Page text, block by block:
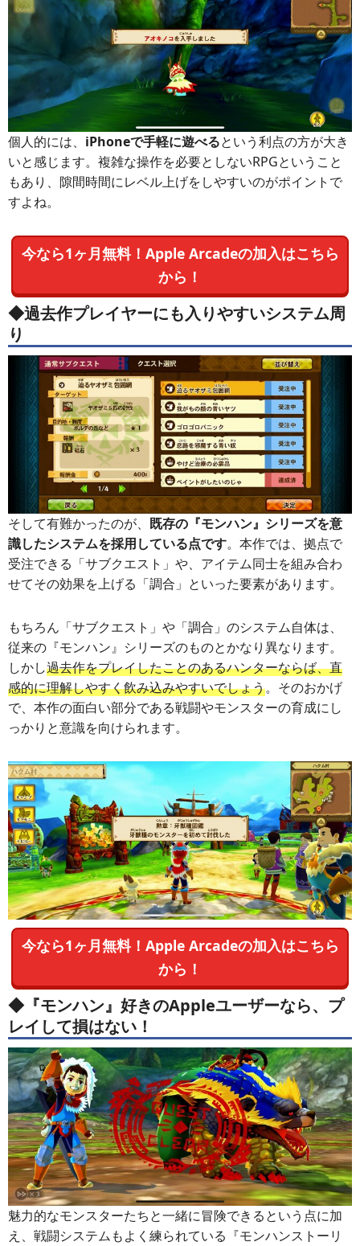
個人的には、 iPhoneで手軽に遊べるという利点の方が大き
いと感じます。複雑な操作を必要としないRPGということ
もあり、隙間時間にレベル上げをしやすいのがポイントで
すよね。
今なら1ヶ月無料！Apple Arcadeの加入はこちら
から！
◆過去作プレイヤーにも入りやすいシステム周
り
そして有難かったのが、 既存の『モンハン』シリーズを意
識したシステムを採用している点です。本作では、拠点で
受注できる「サブクエスト」や、アイテム同士を組み合わ
せてその効果を上げる「調合」といった要素があります。
もちろん「サブクエスト」や「調合」のシステム自体は、
従来の『モンハン』シリーズのものとかなり異なります。
しかし過去作をプレイしたことのあるハンターならば、直
感的に理解しやすく飲み込みやすいでしょう。そのおかげ
で、本作の面白い部分である戦闘やモンスターの育成にし
っかりと意識を向けられます。
今なら1ヶ月無料！Apple Arcadeの加入はこちら
から！
◆『モンハン』好きのAppleユーザーなら、プ
レイして損はない！
魅力的なモンスターたちと一緒に冒険できるという点に加
え、戦闘システムもよく練られている『モンハンストーリ